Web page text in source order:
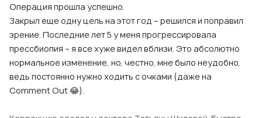
Операция прошла успешно.
Закрыл еще одну цель на этот год – решился и поправил
зрение. Последние лет 5 у меня прогрессировала
прессбиопия – я все хуже видел вблизи. Это абсолютно
нормальное изменение, но, честно, мне было неудобно,
ведь постоянно нужно ходить с очками (даже на
Comment Out 😂).